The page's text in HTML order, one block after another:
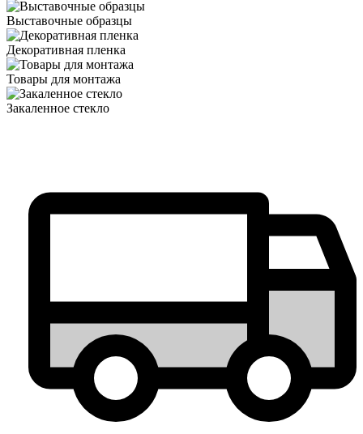
Выставочные образцы
Декоративная пленка
Товары для монтажа
Закаленное стекло